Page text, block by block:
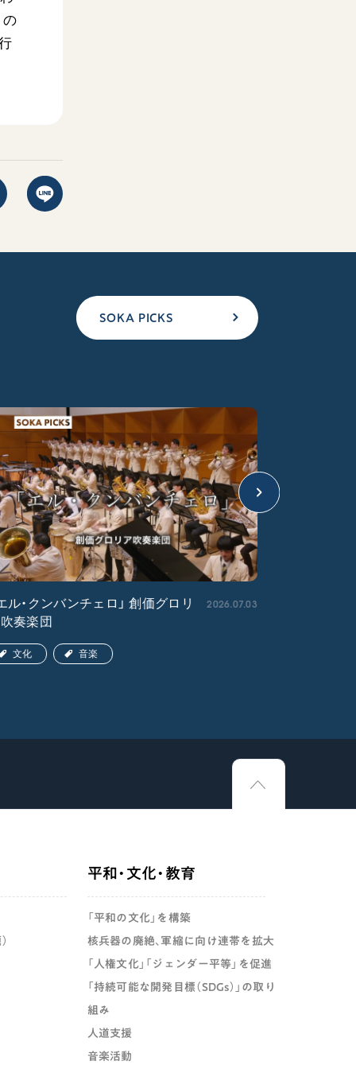
の
SOKA PICKS
ル・クンバンチェロ」 創価グロリ
奏楽団
2026.07.03
文化 音楽
平和・文化・教育
「平和の文化」を構築
核兵器の廃絶、軍縮に向け連帯を拡大
「人権文化」「ジェンダー平等」を促進
「持続可能な開発目標（SDGs）」の取り
組み
人道支援
音楽活動